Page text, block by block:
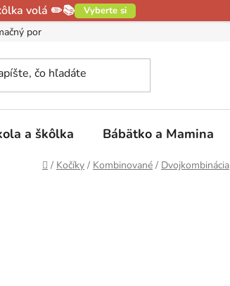
volá ✏️📚 Vyberte si
poriadok
a škôlka Bábätko a Mamina
Domov
/ Kočíky / Kombinované / Dvojkombinácia